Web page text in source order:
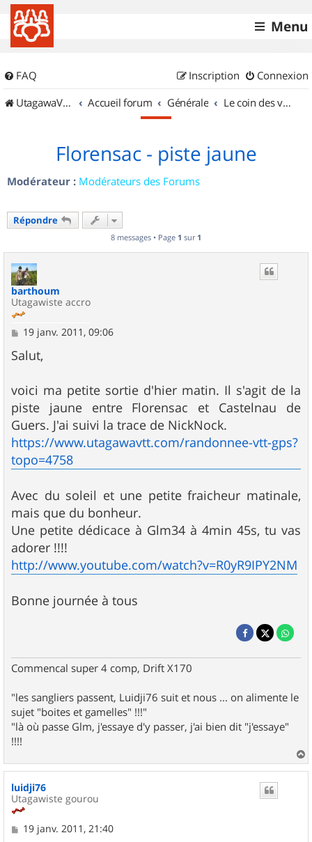
Menu
FAQ Connexion
Inscription
UtagawaVTT (Randos VTT et VTTAE avec traces GPS)
Accueil forum Générale Le coin des vidéastes
Florensac - piste jaune
Modérateur : Modérateurs des Forums
Répondre
8 messages • Page 1 sur 1
barthoum
Utagawiste accro
M
s
s
g
e
19 janv. 2011, 09:06
Salut,
voici ma petite sortie d'hier matin. Il s'agit de la
piste jaune entre Florensac et Castelnau de
Guers. J'ai suivi la trace de NickNock.
https://www.utagawavtt.com/randonnee-vtt-gps?
topo=4758
Avec du soleil et une petite fraicheur matinale,
mais que du bonheur.
Une petite dédicace à Glm34 à 4min 45s, tu vas
adorer !!!!
http://www.youtube.com/watch?v=R0yR9IPY2NM
Bonne journée à tous
Commencal super 4 comp, Drift X170
"les sangliers passent, Luidji76 suit et nous ... on alimente le
sujet "boites et gamelles" !!!"
"là où passe Glm, j'essaye d'y passer, j'ai bien dit "j'essaye"
!!!!
a
u
luidji76
Utagawiste gourou
M19 janv. 2011, 21:40